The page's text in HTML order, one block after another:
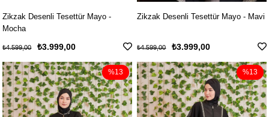
Zikzak Desenli Tesettür Mayo -
Mocha
₺3.999,00
₺4.599,00
Zikzak Desenli Tesettür Mayo - Mavi
₺3.999,00
₺4.599,00
%13 %13